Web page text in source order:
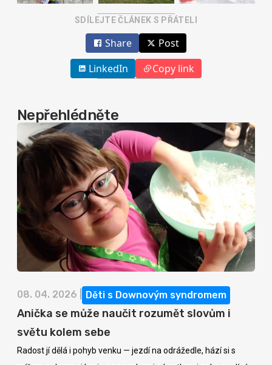
SDÍLEJTE ČLÁNEK S PŘÁTELI
Share
Post
LinkedIn
Copy link
Nepřehlédněte
08. 04. 2026 | Děti s Downovým syndromem
Anička se může naučit rozumět slovům i
světu kolem sebe
Radost jí dělá i pohyb venku — jezdí na odrážedle, hází si s